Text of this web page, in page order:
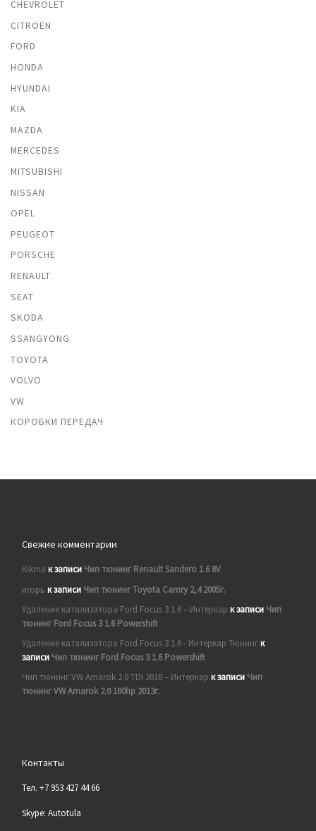
CHEVROLET
CITROEN
FORD
HONDA
HYUNDAI
KIA
MAZDA
MERCEDES
MITSUBISHI
NISSAN
OPEL
PEUGEOT
PORSCHE
RENAULT
SEAT
SKODA
SSANGYONG
TOYOTA
VOLVO
VW
КОРОБКИ ПЕРЕДАЧ
Свежие комментарии
Kikma к записи Чип тюнинг Renault Sandero 1.6 8V
игорь к записи Чип тюнинг Toyota Camry 2,4 2005г.
Удаление катализатора Ford Focus 3 1.6 – Интеркар к записи Чип
тюнинг Ford Focus 3 1.6 Powershift
Удаление катализатора Ford Focus 3 1.6 - Интеркар Тюнингк
записи Чип тюнинг Ford Focus 3 1.6 Powershift
Чип тюнинг VW Amarok 2.0 TDI 2018 – Интеркар к записи Чип
тюнинг VW Amarok 2.0 180hp 2013г.
Контакты
Тел. +7 953 427 44 66
Skype: Autotula